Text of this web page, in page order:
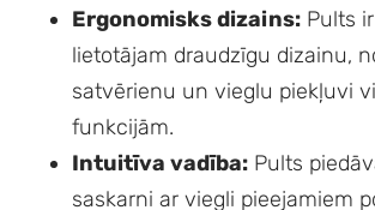
Ergonomisks dizains: Pults
lietotājam draudzīgu dizainu,
satvērienu un vieglu piekļuvi
funkcijām.
Intuitīva vadība: Pults
saskarni ar viegli pieejamiem